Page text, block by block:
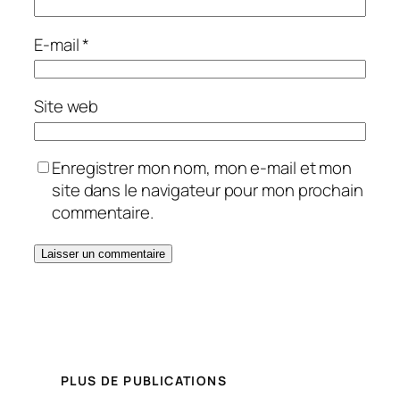
E-mail*
Site web
Enregistrer mon nom, mon e-mail et mon
site dans le navigateur pour mon prochain
commentaire.
PLUS DE PUBLICATIONS